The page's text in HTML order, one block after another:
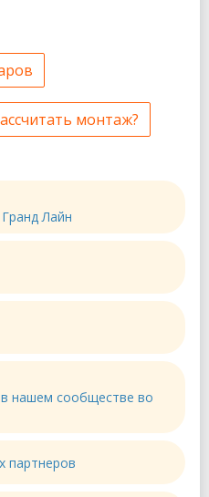
монтаж?
Лайн
в нашем сообществе во
партнеров